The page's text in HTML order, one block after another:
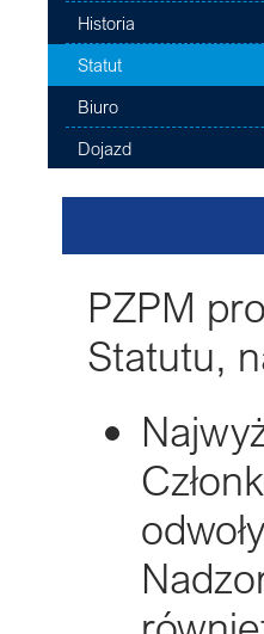
Historia
Statut
Biuro
Dojazd
PZPM
Statutu,